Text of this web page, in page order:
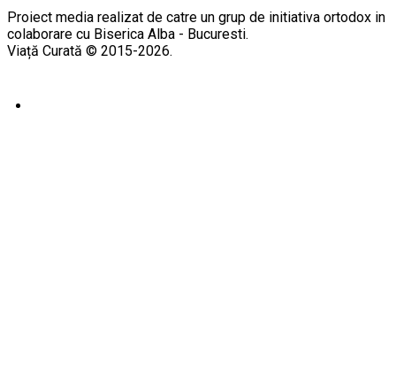
Proiect media realizat de catre un grup de initiativa ortodox in
colaborare cu Biserica Alba - Bucuresti.
Viață Curată © 2015-2026.